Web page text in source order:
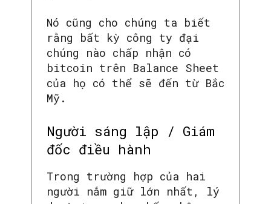
Nó cũng cho chúng ta biết
rằng bất kỳ công ty đại
chúng nào chấp nhận có
bitcoin trên Balance Sheet
của họ có thể sẽ đến từ Bắc
Mỹ.
Người sáng lập / Giám
đốc điều hành
Trong trường hợp của hai
người nắm giữ lớn nhất, lý